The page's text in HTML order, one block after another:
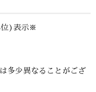
位)表示※
多少異なることがござ